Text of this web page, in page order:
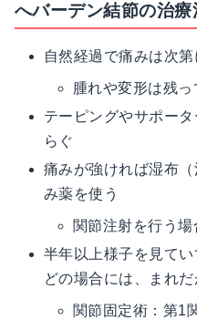
へバーデン結節の治療
自然経過で痛みは次
腫れや変形は残
テーピングやサポー
らぐ
痛みが強ければ湿布（
み薬を使う
関節注射を行う場
半年以上様子を見て
どの場合には、まれ
関節固定術：第1